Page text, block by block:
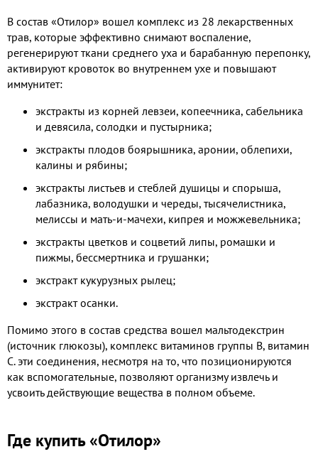
В состав «Отилор» вошел комплекс из 28 лекарственных
трав, которые эффективно снимают воспаление,
регенерируют ткани среднего уха и барабанную перепонку,
активируют кровоток во внутреннем ухе и повышают
иммунитет:
экстракты из корней левзеи, копеечника, сабельника
и девясила, солодки и пустырника;
экстракты плодов боярышника, аронии, облепихи,
калины и рябины;
экстракты листьев и стеблей душицы и спорыша,
лабазника, володушки и череды, тысячелистника,
мелиссы и мать-и-мачехи, кипрея и можжевельника;
экстракты цветков и соцветий липы, ромашки и
пижмы, бессмертника и грушанки;
экстракт кукурузных рылец;
экстракт осанки.
Помимо этого в состав средства вошел мальтодекстрин
(источник глюкозы), комплекс витаминов группы В, витамин
С. эти соединения, несмотря на то, что позиционируются
как вспомогательные, позволяют организму извлечь и
усвоить действующие вещества в полном объеме.
Где купить «Отилор»